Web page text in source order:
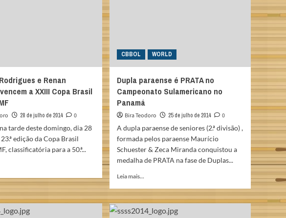
e Renan
a XXIII Copa Brasil
28 de julho de 2014
0
tarde deste domingo, dia 28
edição da Copa Brasil
classificatória para a 50.ª...
CBBOL WORLD
Dupla paraense é PRATA no
Campeonato Sulamericano no
Panamá
Bira Teodoro 25 de julho de 2014
0
A dupla paraense de seniores (2.ª divisão) ,
formada pelos paraense Maurício
Schuester & Zeca Miranda conquistou a
medalha de PRATA na fase de Duplas...
Leia mais...
about
Dupla
paraense